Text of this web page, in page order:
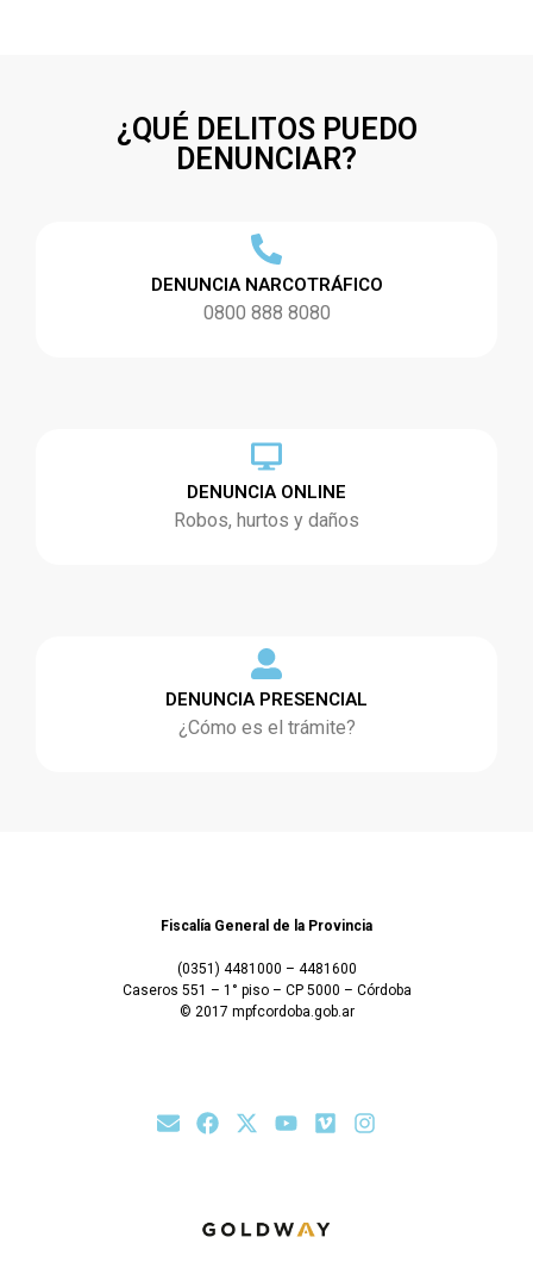
¿QUÉ DELITOS PUEDO
DENUNCIAR?
DENUNCIA NARCOTRÁFICO
0800 888 8080
DENUNCIA ONLINE
Robos, hurtos y daños
DENUNCIA PRESENCIAL
¿Cómo es el trámite?
Fiscalía General de la Provincia
(0351) 4481000 – 4481600
Caseros 551 – 1° piso – CP 5000 – Córdoba
© 2017 mpfcordoba.gob.ar